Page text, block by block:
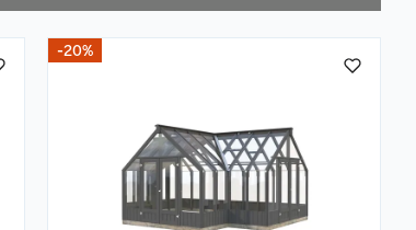
-20%